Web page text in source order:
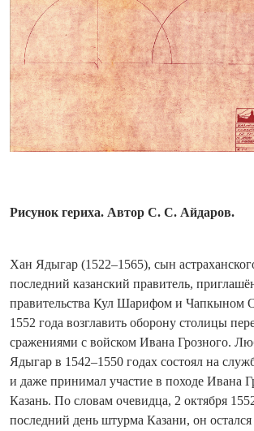
Рисунок гериха. Автор С. С. Айдаров.
Хан Ядыгар (1522–1565), сын
последний казанский правитель,
правительства Кул Шарифом и Чапкыном
1552 года возглавить оборону столицы
сражениями с вой­ском Ивана Грозного.
Ядыгар в 1542–1550 годах состоял на
и даже принимал участие в походе Ивана
Казань. По словам очевидца, 2 октября
последний день штурма Казани, он